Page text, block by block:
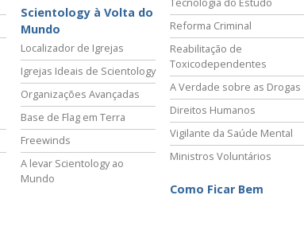
Scientology à Volta do
Mundo
Localizador de Igrejas
Igrejas Ideais de Scientology
Organizações Avançadas
Base de Flag em Terra
Freewinds
A levar Scientology ao
Mundo
Reforma Criminal
Reabilitação de
Toxicodependentes
A Verdade sobre as Drogas
Direitos Humanos
Vigilante da Saúde Mental
Ministros Voluntários
Como Ficar Bem